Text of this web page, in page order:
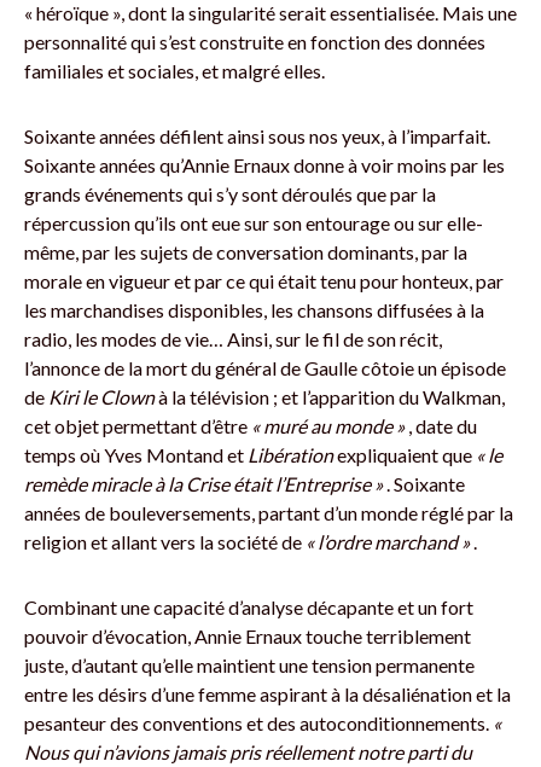
« héroïque », dont la singularité serait essentialisée. Mais une
personnalité qui s’est construite en fonction des données
familiales et sociales, et malgré elles.
Soixante années défilent ainsi sous nos yeux, à l’imparfait.
Soixante années qu’Annie Ernaux donne à voir moins par les
grands événements qui s’y sont déroulés que par la
répercussion qu’ils ont eue sur son entourage ou sur elle-
même, par les sujets de conversation dominants, par la
morale en vigueur et par ce qui était tenu pour honteux, par
les marchandises disponibles, les chansons diffusées à la
radio, les modes de vie… Ainsi, sur le fil de son récit,
l’annonce de la mort du général de Gaulle côtoie un épisode
de Kiri le Clownà la télévision ; et l’apparition du Walkman,
cet objet permettant d’être « muré au monde », date du
temps où Yves Montand et Libérationexpliquaient que « le
remède miracle à la Crise était l’Entreprise ». Soixante
années de bouleversements, partant d’un monde réglé par la
religion et allant vers la société de « l’ordre marchand ».
Combinant une capacité d’analyse décapante et un fort
pouvoir d’évocation, Annie Ernaux touche terriblement
juste, d’autant qu’elle maintient une tension permanente
entre les désirs d’une femme aspirant à la désaliénation et la
pesanteur des conventions et des autoconditionnements. «
Nous qui n’avions jamais pris réellement notre parti du